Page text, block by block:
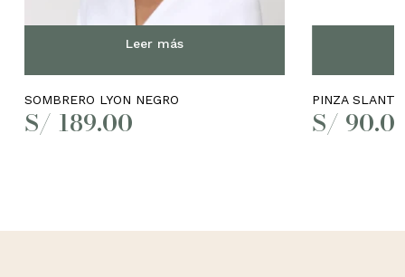
No hay productos en el
Leer más
SOMBRERO LYON NEGRO
S/ 189.00
PINZA SLANT
S/